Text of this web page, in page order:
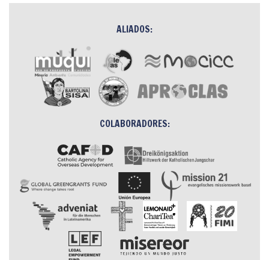
ALIADOS:
COLABORADORES: